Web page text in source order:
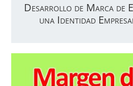
Desarrollo de Marca de
una Identidad